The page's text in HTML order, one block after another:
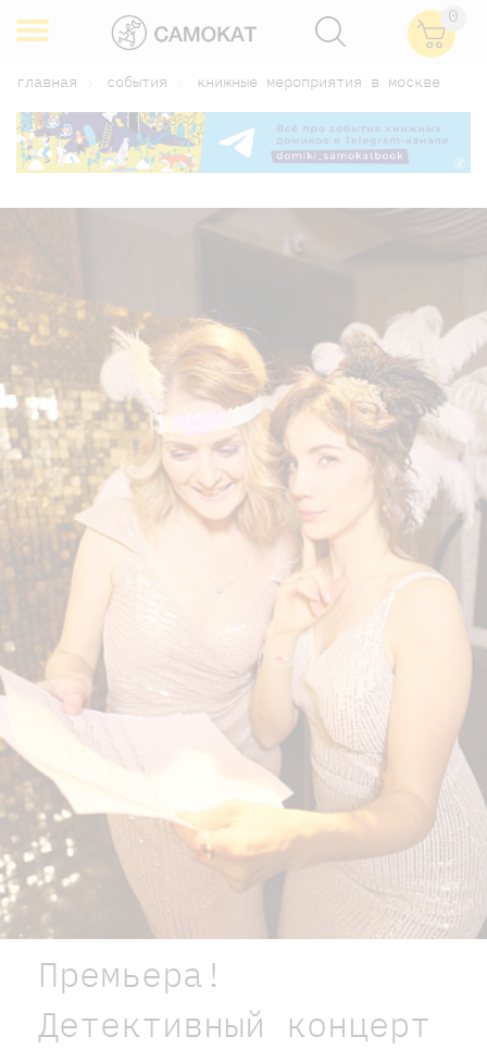
0
главная события книжные мероприятия в москве
Премьера!
Детективный концерт